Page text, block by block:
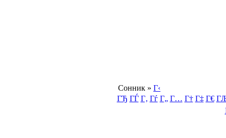
Сонник » Г‹
ГЂ ГЃ Г‚ Гѓ Г„ Г… Г† Г‡ Г€